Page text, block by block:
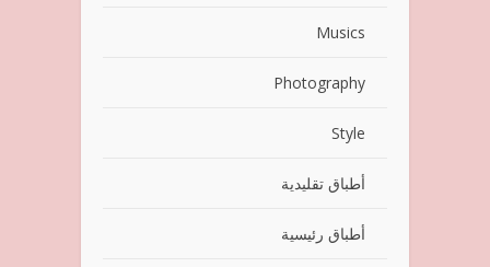
Musics
Photography
Style
أطباق تقليدية
أطباق رئيسية